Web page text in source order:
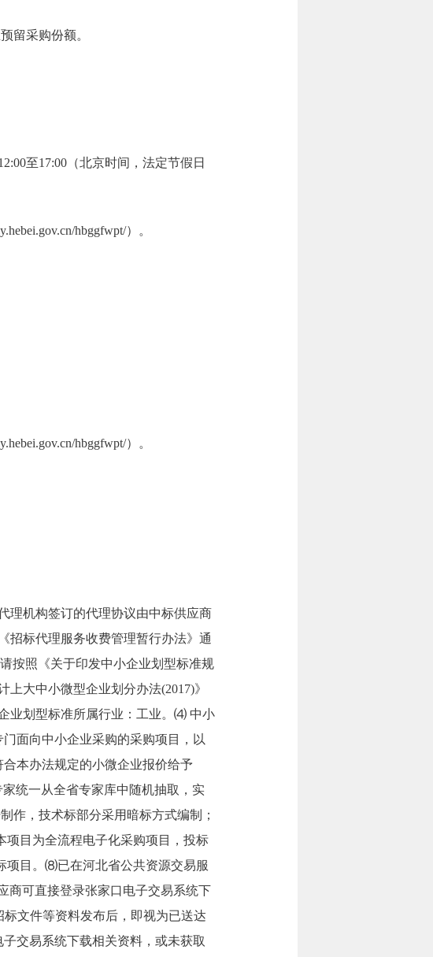
留采购份额。
至17:00（北京时间，法定节假日
hbggfwpt/）。
hbggfwpt/）。
机构签订的代理协议由中标供应商
招标代理服务收费管理暂行办法》通
按照《关于印发中小企业划型标准规
大中小微型企业划分办法(2017)》
业划型标准所属行业：工业。⑷ 中小
面向中小企业采购的采购项目，以
本办法规定的小微企业报价给予
统一从全省专家库中随机抽取，实
作，技术标部分采用暗标方式编制；
目为全流程电子化采购项目，投标
项目。⑻已在河北省公共资源交易服
商可直接登录张家口电子交易系统下
标文件等资料发布后，即视为已送达
交易系统下载相关资料，或未获取